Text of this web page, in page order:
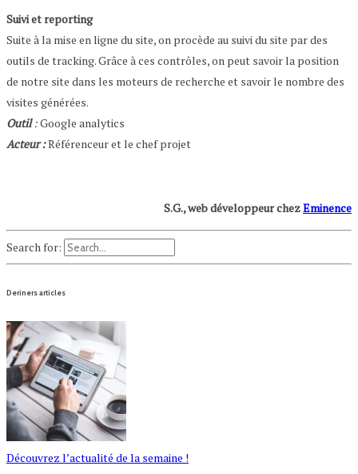
Suivi et reporting
Suite à la mise en ligne du site, on procède au suivi du site par des
outils de tracking. Grâce à ces contrôles, on peut savoir la position
de notre site dans les moteurs de recherche et savoir le nombre des
visites générées.
Outil:Google analytics
Acteur :Référenceur et le chef projet
S.G., web développeur chezEminence
Search for:
Deriners articles
Découvrez l’actualité de la semaine !